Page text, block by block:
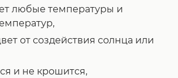
любые температуры и
от создействия солнца или
и не крошится,